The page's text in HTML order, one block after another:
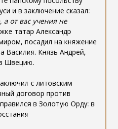
и в заключение сказал:
а от вас учения не
татар Александр
посадил на княжение
Василия. Князь Андрей,
Швецию.
с литовским
договор против
в Золотую Орду: в